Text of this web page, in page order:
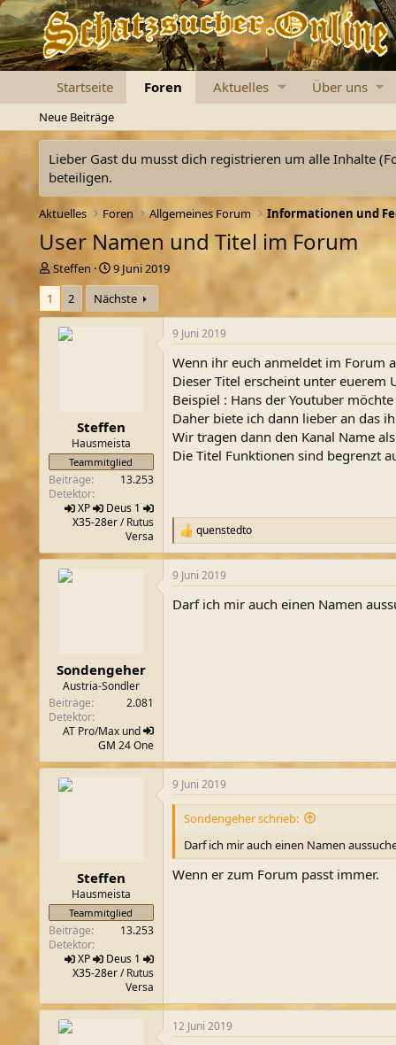
Startseite Foren Aktuelles Über uns
Neue Beiträge
Lieber Gast du musst dich registrieren um alle Inhalte
beteiligen.
Aktuelles Foren Allgemeines Forum Informationen und
User Namen und Titel im Forum
E
r
t
Steffen
E
r
s
t
9 Juni 2019
1
2 Nächste
Steffen
Hausmeista
Teammitglied
Beiträge
13.253
Detektor
XP
Deus 1
X35-28er/ Rutus
Versa
9 Juni 2019
Wenn ihr euch anmeldet im Forum
Dieser Titel erscheint unter euerem
Beispiel : Hans der Youtuber
Daher biete ich dann lieber an das
Wir tragen dann den Kanal Name
Die Titel Funktionen sind begrenzt
R
e
a
k
i
quenstedto
Sondengeher
Austria-Sondler
Beiträge
2.081
Detektor
AT Pro/Max und
GM 24 One
9 Juni 2019
Darf ich mir auch einen Namen
Steffen
Hausmeista
Teammitglied
Beiträge
13.253
Detektor
XP
Deus 1
X35-28er/ Rutus
Versa
9 Juni 2019
Sondengeher schrieb:
Darf ich mir auch einen Namen
Wenn er zum Forum passt immer.
12 Juni 2019